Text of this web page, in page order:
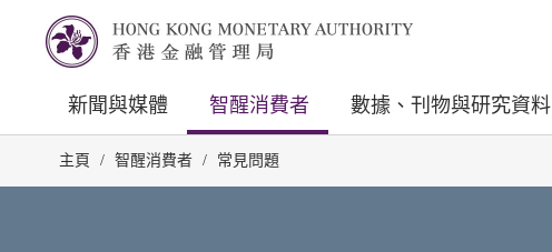
新聞與媒體 智醒消費者 數據、刊物與研究資料
主頁 / 智醒消費者 / 常見問題